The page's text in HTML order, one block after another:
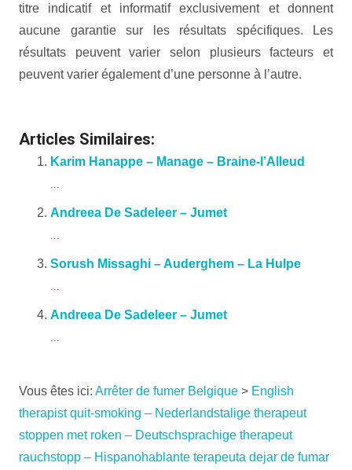
titre indicatif et informatif exclusivement et donnent
aucune garantie sur les résultats spécifiques. Les
résultats peuvent varier selon plusieurs facteurs et
peuvent varier également d’une personne à l’autre.
Articles Similaires:
Karim Hanappe – Manage – Braine-l’Alleud
Andreea De Sadeleer – Jumet
Sorush Missaghi – Auderghem – La Hulpe
Andreea De Sadeleer – Jumet
Vous êtes ici: Arrêter de fumer Belgique > English
therapist quit-smoking – Nederlandstalige therapeut
stoppen met roken – Deutschsprachige therapeut
rauchstopp – Hispanohablante terapeuta dejar de fumar